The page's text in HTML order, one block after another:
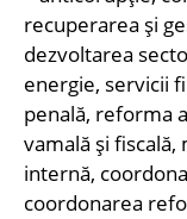
recuperarea și
dezvoltarea
energie, servicii
penală, reforma
vamală și
internă,
coordonarea